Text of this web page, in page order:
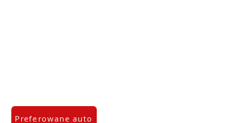
Preferowane auto